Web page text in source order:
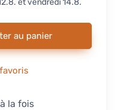
et vendredi 14.8.
au panier
la fois